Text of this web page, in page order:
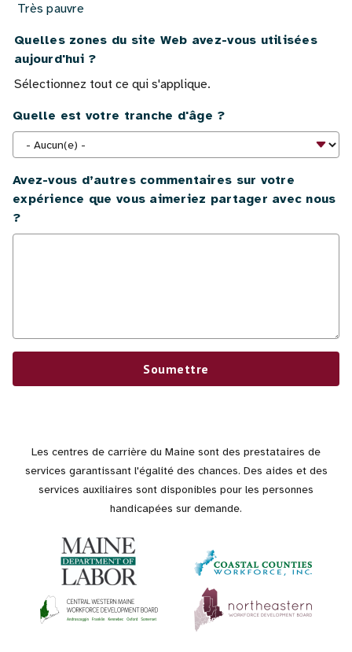
Très pauvre
Quelles zones du site Web avez-vous utilisées
aujourd'hui ?
Sélectionnez tout ce qui s'applique.
Quelle est votre tranche d'âge ?
Avez-vous d’autres commentaires sur votre
expérience que vous aimeriez partager avec nous
?
Soumettre
Les centres de carrière du Maine sont des prestataires de
services garantissant l'égalité des chances. Des aides et des
services auxiliaires sont disponibles pour les personnes
handicapées sur demande.